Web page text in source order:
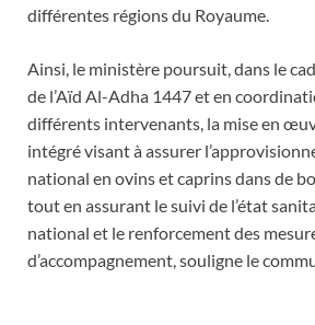
différentes régions du Royaume.
Ainsi, le ministère poursuit, dans le
de l’Aïd Al-Adha 1447 et en
différents intervenants, la mise en
intégré visant à assurer
national en ovins et caprins dans de
tout en assurant le suivi de l’état
national et le renforcement des
d’accompagnement, souligne le